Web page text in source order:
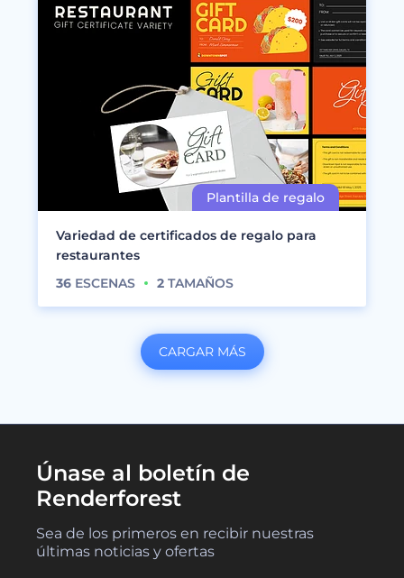
Variedad de certificados de regalo para
restaurantes
36 ESCENAS 2 TAMAÑOS
CARGAR MÁS
Únase al boletín de
Renderforest
Sea de los primeros en recibir nuestras
últimas noticias y ofertas